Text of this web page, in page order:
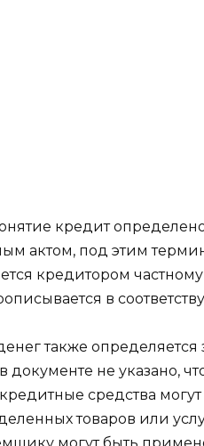
кредитопределено
актом, под этим
кредитором
в
также
документе не указано,
средства
товаров или